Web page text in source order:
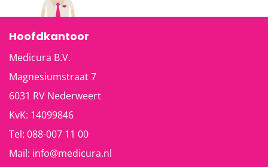
Hoofdkantoor
Medicura B.V.
Magnesiumstraat 7
6031 RV Nederweert
KvK: 14099846
Tel: 088-007 11 00
Mail: info@medicura.nl